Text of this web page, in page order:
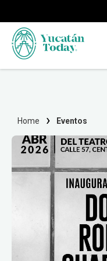
Home Eventos